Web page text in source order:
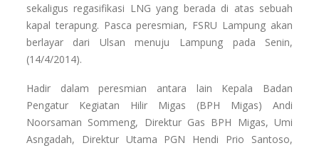
sekaligus regasifikasi LNG yang berada di atas sebuah
kapal terapung. Pasca peresmian, FSRU Lampung akan
berlayar dari Ulsan menuju Lampung pada Senin,
(14/4/2014).
Hadir dalam peresmian antara lain Kepala Badan
Pengatur Kegiatan Hilir Migas (BPH Migas) Andi
Noorsaman Sommeng, Direktur Gas BPH Migas, Umi
Asngadah, Direktur Utama PGN Hendi Prio Santoso,